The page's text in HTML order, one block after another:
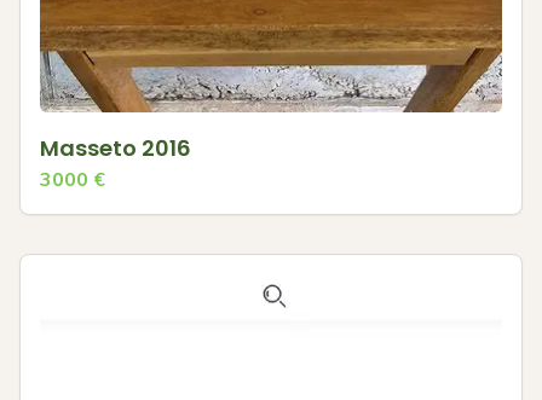
Masseto 2016
3000 €